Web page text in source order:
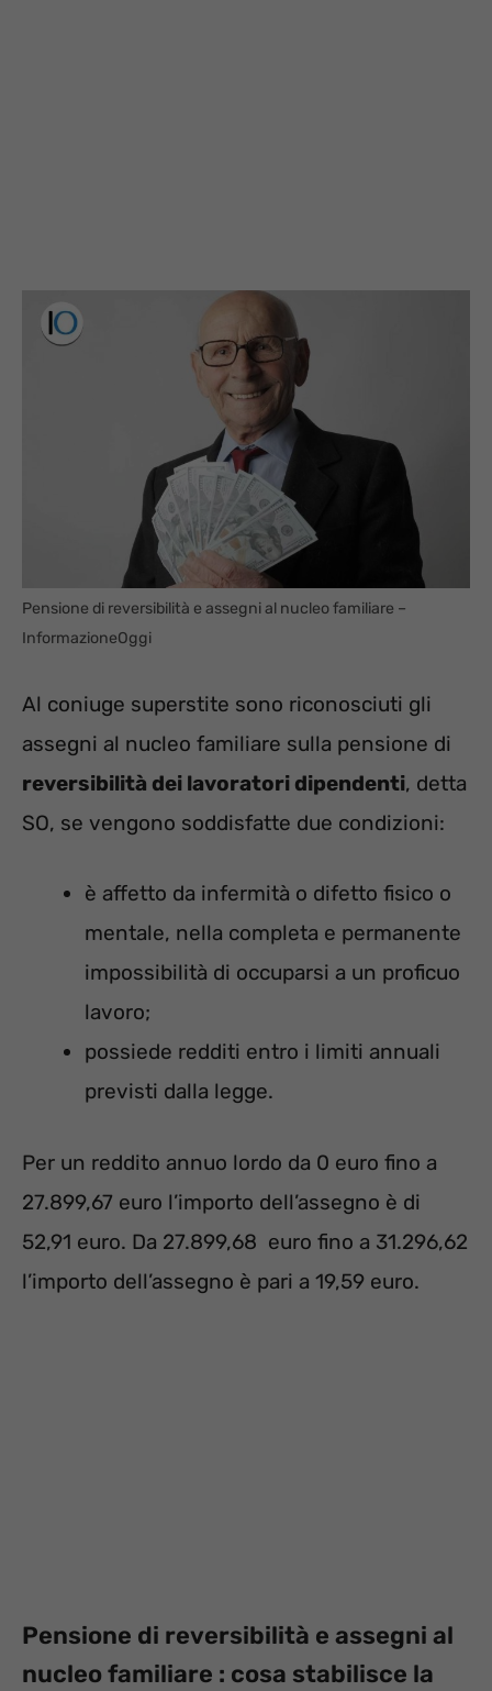
Pensione di reversibilità e assegni al nucleo familiare –
InformazioneOggi
Al coniuge superstite sono riconosciuti gli
assegni al nucleo familiare sulla pensione di
reversibilità dei lavoratori dipendenti, detta
SO, se vengono soddisfatte due condizioni:
è affetto da infermità o difetto fisico o
mentale, nella completa e permanente
impossibilità di occuparsi a un proficuo
lavoro;
possiede redditi entro i limiti annuali
previsti dalla legge.
Per un reddito annuo lordo da 0 euro fino a
27.899,67 euro l’importo dell’assegno è di
52,91 euro. Da 27.899,68 euro fino a 31.296,62
l’importo dell’assegno è pari a 19,59 euro.
Pensione di reversibilità e assegni al
nucleo familiare : cosa stabilisce la